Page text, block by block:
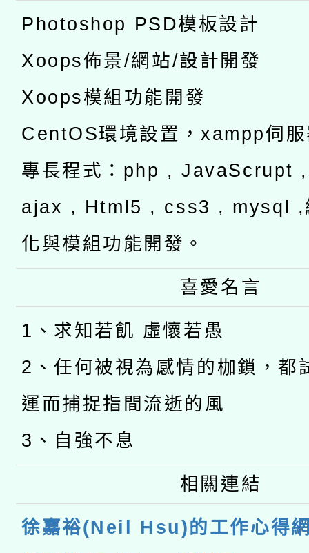
Photoshop PSD模板設計
Xoops佈景/網站/設計開發
Xoops模組功能開發
CentOS環境設置，xampp伺
專長程式：php , JavaScrupt
ajax , Html5 , css3 , mysql ,
化與模組功能開發。
喜愛名言
1、求知若飢 虛懷若愚
2、任何被視為感情的枷鎖，都
運而捕捉指間流逝的風
3、自強不息
相關連結
徐嘉裕(Neil Hsu)的工作心得